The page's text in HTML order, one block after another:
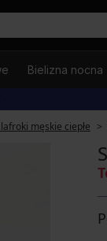
Bielizna nocna
męskie ciepłe